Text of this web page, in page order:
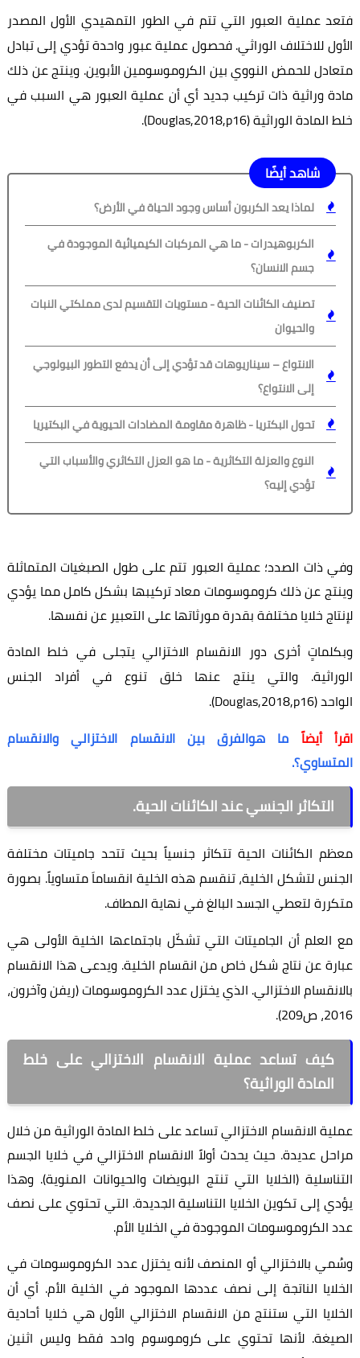
فتعد عملية العبور التي تتم في الطور التمهيدي الأول المصدر
الأول للاختلاف الوراثي. فحصول عملية عبور واحدة تؤدي إلى تبادل
متعادل للحمض النووي بين الكروموسومين الأبوين. وينتج عن ذلك
مادة وراثية ذات تركيب جديد أي أن عملية العبور هي السبب في
خلط المادة الوراثية(Douglas,2018,p16).
شاهد أيضًا
لماذا يعد الكربون أساس وجود الحياة في الأرض؟
الكربوهيدرات - ما هي المركبات الكيميائية الموجودة في
جسم الانسان؟
تصنيف الكائنات الحية - مستويات التقسيم لدى مملكتي النبات
والحيوان
الانتواع – سيناريوهات قد تؤدي إلى أن يدفع التطور البيولوجي
إلى الانتواع؟
تحول البكتريا - ظاهرة مقاومة المضادات الحيوية في البكتيريا
النوع والعزلة التكاثرية - ما هو العزل التكاثري والأسباب التي
تؤدي إليه؟
وفي ذات الصدد؛ عملية العبور تتم على طول الصبغيات المتماثلة
وينتج عن ذلك كروموسومات معاد تركيبها بشكل كامل مما يؤدي
لإنتاج خلايا مختلفة بقدرة مورثاتها على التعبير عن نفسها.
وبكلماتٍ أخرى دور الانقسام الاختزالي يتجلى في خلط المادة
الوراثية. والتي ينتج عنها خلق تنوع في أفراد الجنس
الواحد(Douglas,2018,p16).
اقرأ أيضاً ما هوالفرق بين الانقسام الاختزالي والانقسام
المتساوي؟.
التكاثر الجنسي عند الكائنات الحية.
معظم الكائنات الحية تتكاثر جنسياً بحيث تتحد جاميتات مختلفة
الجنس لتشكل الخلية، تنقسم هذه الخلية انقساماَ متساوياً. بصورة
متكررة لتعطي الجسد البالغ في نهاية المطاف.
مع العلم أن الجاميتات التي تشكّل باجتماعها الخلية الأولى هي
عبارة عن نتاج شكل خاص من انقسام الخلية. ويدعى هذا الانقسام
بالانقسام الاختزالي. الذي يختزل عدد الكروموسومات (ريفن وآخرون،
2016، ص209).
كيف تساعد عملية الانقسام الاختزالي على خلط
المادة الوراثية؟
عملية الانقسام الاختزالي تساعد على خلط المادة الوراثية من خلال
مراحل عديدة. حيث يحدث أولاً الانقسام الاختزالي في خلايا الجسم
التناسلية (الخلايا التي تنتج البويضات والحيوانات المنوية). وهذا
يؤدي إلى تكوين الخلايا التناسلية الجديدة. التي تحتوي على نصف
عدد الكروموسومات الموجودة في الخلايا الأم.
وسُمي بالاختزالي أو المنصف لأنه يختزل عدد الكروموسومات في
الخلايا الناتجة إلى نصف عددها الموجود في الخلية الأم. أي أن
الخلايا التي ستنتج من الانقسام الاختزالي الأول هي خلايا أحادية
الصيغة. لأنها تحتوي على كروموسوم واحد فقط وليس اثنين